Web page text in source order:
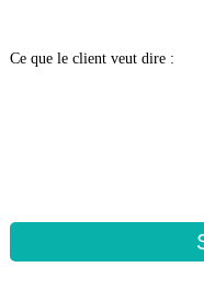
Ce que le client veut dire :